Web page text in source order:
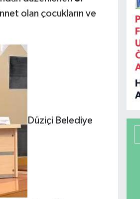
olan çocukların ve
Düziçi Belediye